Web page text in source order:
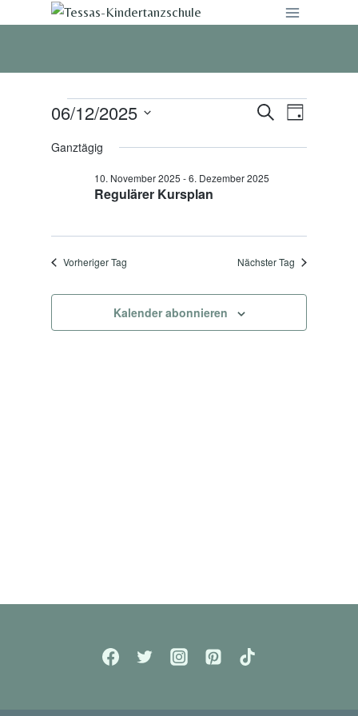
Veranstaltungen
for
Dezember
2025
Suche
und
Suche
Tag
06/12/2025
wählen.
Ganztägig
Regulärer Kursplan
10. November 2025 -6. Dezember 2025
Vorheriger Tag Nächster Tag
Kalender abonnieren